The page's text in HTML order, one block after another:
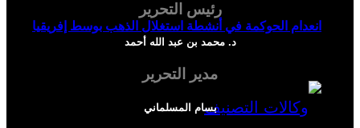
انعدام الحوكمة في أنشطة استغلال الذهب بوسط إفريقيا
رئيس التحرير
د. محمد بن عبد الله أحمد
مدير التحرير
بسام المسلماني